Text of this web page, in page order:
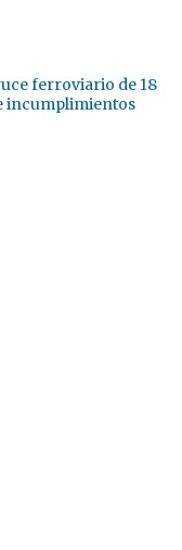
ferroviario de 18
incumplimientos